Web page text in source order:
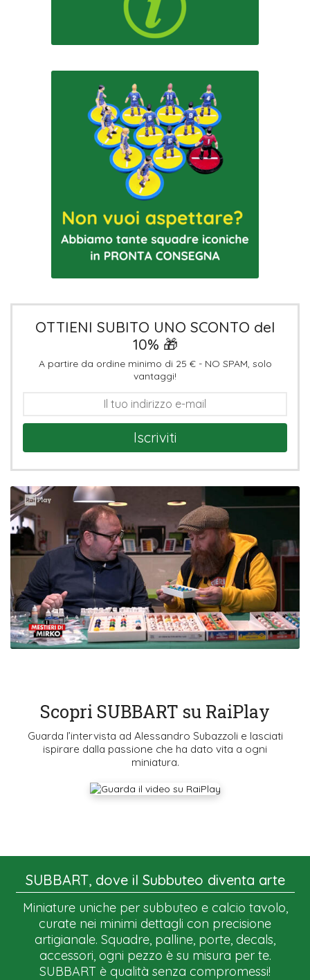
OTTIENI SUBITO UNO SCONTO del
10% 🎁
A partire da ordine minimo di 25 € - NO SPAM, solo
vantaggi!
Iscriviti
Scopri SUBBART su RaiPlay
Guarda l’intervista ad Alessandro Subazzoli e lasciati
ispirare dalla passione che ha dato vita a ogni
miniatura.
SUBBART, dove il Subbuteo diventa arte
Miniature uniche per subbuteo e calcio tavolo,
curate nei minimi dettagli con precisione
artigianale. Squadre, palline, porte, decals,
accessori, ogni pezzo è su misura per te.
SUBBART è qualità senza compromessi!